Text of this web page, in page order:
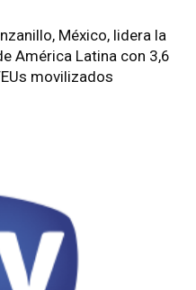
México, lidera la
América Latina con 3,6
movilizados